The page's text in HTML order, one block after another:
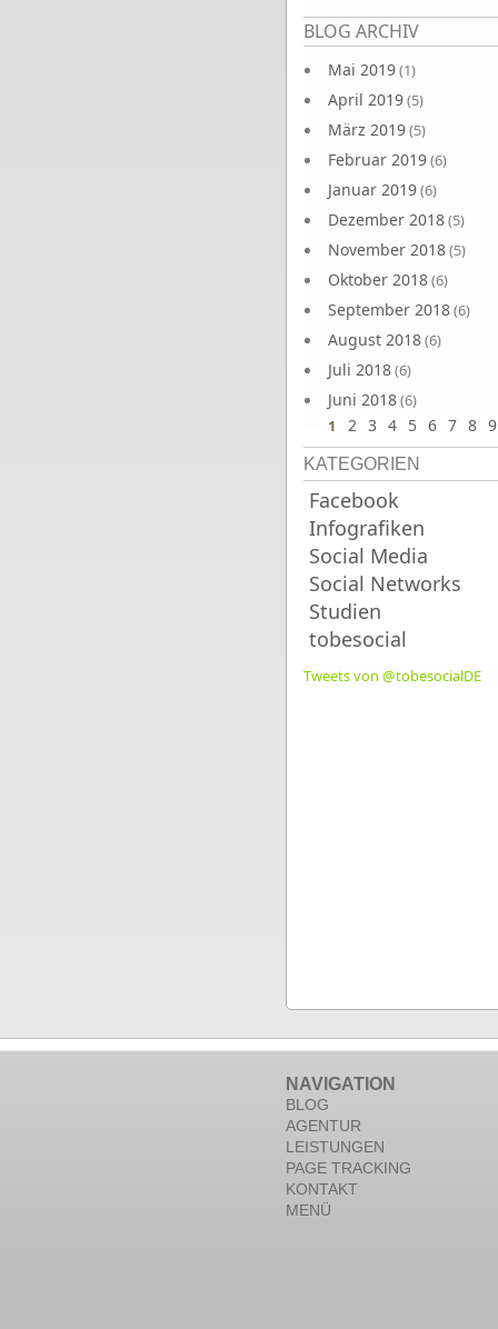
BLOG ARCHIV
Mai 2019(1)
April 2019(5)
März 2019(5)
Februar 2019(6)
Januar 2019(6)
Dezember 2018(5)
November 2018(5)
Oktober 2018(6)
September 2018(6)
August 2018(6)
Juli 2018(6)
Juni 2018(6)
Seiten
1 2 3 4 5 6 7 8 9
KATEGORIEN
Facebook
Infografiken
Social Media
Social Networks
Studien
tobesocial
Tweets von @tobesocialDE
NAVIGATION
BLOG
AGENTUR
LEISTUNGEN
PAGE TRACKING
KONTAKT
MENÜ